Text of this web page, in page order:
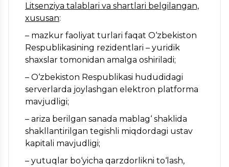
Litsenziya talablari va shartlari belgilangan,
xususan:
– mazkur faoliyat turlari faqat O‘zbekiston
Respublikasining rezidentlari – yuridik
shaxslar tomonidan amalga oshiriladi;
– O‘zbekiston Respublikasi hududidagi
serverlarda joylashgan elektron platforma
mavjudligi;
– ariza berilgan sanada mablag‘ shaklida
shakllantirilgan tegishli miqdordagi ustav
kapitali mavjudligi;
– yutuqlar bo‘yicha qarzdorlikni to‘lash,